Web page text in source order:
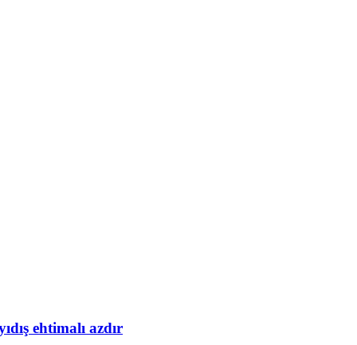
ehtimalı azdır